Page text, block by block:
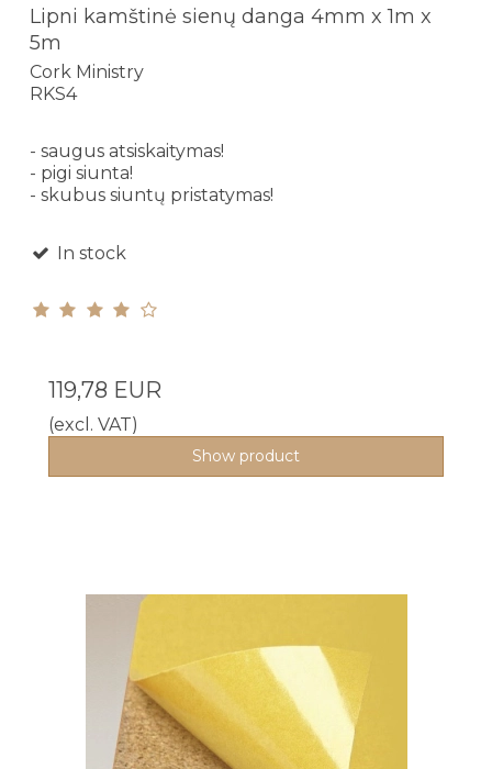
Lipni kamštinė sienų danga 4mm x 1m x
5m
Cork Ministry
RKS4
- saugus atsiskaitymas!
- pigi siunta!
- skubus siuntų pristatymas!
In stock
119,78 EUR
(excl. VAT)
Show product